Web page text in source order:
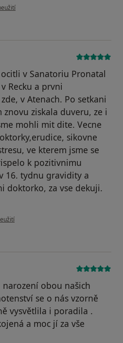
uživatele Pacient
v Sanatoriu Pronatal
Recku a prvni
v Atenach. Po setkani
znovu ziskala duveru, ze i
mohli mit dite. Vecne
sikovne
ve kterem jsme se
k pozitivnimu
16. tydnu gravidity a
doktorko, za vse dekuji.
uživatele Pacient
obou našich
se o nás vzorně
vysvětlila i poradila .
a moc jí za vše